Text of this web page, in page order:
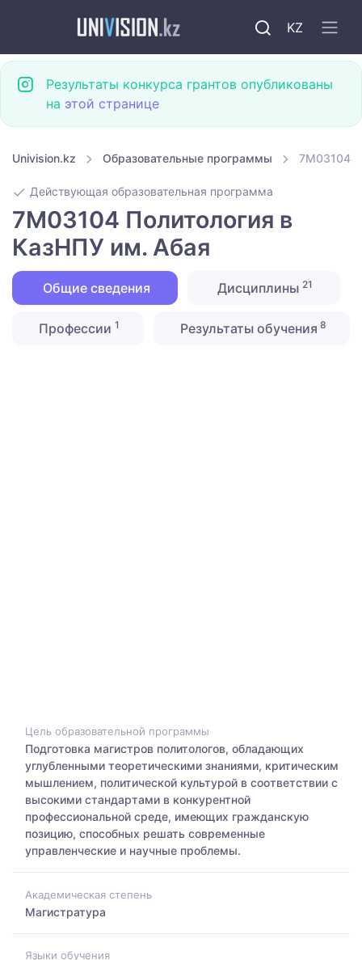
KZ
Результаты конкурса грантов опубликованы
на этой странице
Univision.kz Образовательные программы 7M03104
Действующая образовательная программа
7M03104 Политология в
КазНПУ им. Абая
Общие сведения Дисциплины21
Профессии1 Результаты обучения 8
Цель образовательной программы
Подготовка магистров политологов, обладающих
углубленными теоретическими знаниями, критическим
мышлением, политической культурой в соответствии с
высокими стандартами в конкурентной
профессиональной среде, имеющих гражданскую
позицию, способных решать современные
управленческие и научные проблемы.
Академическая степень
Магистратура
Языки обучения